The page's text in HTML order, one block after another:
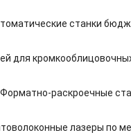
станки
для
Форматно-раскроечные
лазеры по